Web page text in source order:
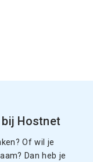
Hostnet
Of wil je
Dan heb je